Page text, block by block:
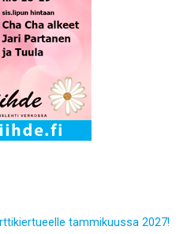
tammikuussa 2027!